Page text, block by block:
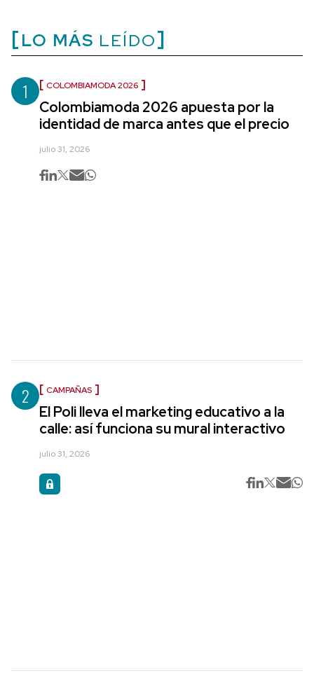
LO MÁS LEÍDO
1 COLOMBIAMODA 2026
Colombiamoda 2026 apuesta por la
identidad de marca antes que el precio
julio 31, 2026
2 CAMPAÑAS
El Poli lleva el marketing educativo a la
calle: así funciona su mural interactivo
julio 31, 2026